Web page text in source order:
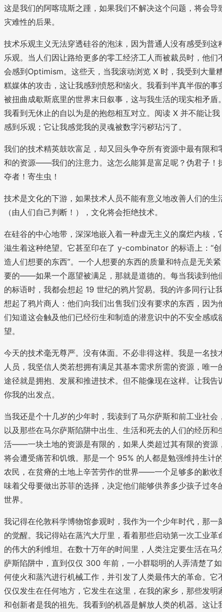
这是我们的阿喀琉斯之踵，如果我们不解决这个问题，将会导
灾难性的后果。
技术乐观主义无法穿透硅谷的泡沫，因为普通人没有感受到这
乐观。当人们因让路给更多的零工经济工人而被裁员时，他们
会感到Optimism。这些天，当我滚动浏览 X 时，我受到大量
糕媒体的攻击，这让我感到愤怒和恼火。我看到半真半假的事
被扭曲成歇斯底里的世界末日叙事，这与我生活的现实相矛盾
我看到无休止的自以为是的抱怨相互对立。阅读 X 并不能让我
感到乐观；它让我感觉我的灵魂被数字污秽玷污了。
我们的技术精英鼓吹富足，却又回头争夺所有资源中最有限和
和的资源——我们的注意力。这怎么能算是富足呢？伪君子！
夺者！寄生虫！
技术是文化的下游，如果技术人员不能有意义地改善人们的生
（由人们自己判断！），文化将会拒绝技术。
在硅谷的中心地带，深深地嵌入着一种虚无主义的腐烂内核，
滋生着这种绝望。它甚至印在了 y-combinator 的标语上：“创
造人们想要的东西”。一个人想要的东西的质量和特点是无关紧
要的——如果一个愿望被满足，那就是道德的。每当我读到他
的标语时，我都会想起 19 世纪的鸦片贸易。我的许多同行让
想起了鸦片商人：他们向我们出售我们没有要求的东西，因为
们知道这会触及他们已经衍生和制造的潜意识中的不安全感或
望。
今天的技术毫无尊严。没有体面。不必非得这样。我是一名技
人员，我坚信人类若想拥有满足其基本需求所需的资源，唯一
途径就是拥抱、发展和推进技术。但不能像现在这样。让我告
你我的出发点。
当我还是个十几岁的少年时，我读到了马尔萨斯和前工业社会
以及那些在马尔萨斯陷阱中出生、生活和死去的人们的经历和
活——一块土地的资源是有限的，如果人类超过其有限的资源
将会遭受痛苦和饥饿。那是一个 95% 的人都是勉强维持生计
农民，在贫瘠的土地上辛苦劳作的世界——一个足够多的歉收
味着父母要做出苏菲的选择，决定他们能够供养多少孩子过冬
世界。
我记得在伦敦科学博物馆参观时，我作为一个少年时代，那一
的觉醒。我记得站在蒸汽大厅里，看着那些启动第一次工业革
的伟大的利维坦。在数十万年的时间里，人类注定要生活在马
萨斯陷阱中，直到仅仅 300 年前，一小群聪明的人弄清楚了如
何使火和蒸汽进行机械工作，并引发了人类最伟大的革命。它
仅仅发生在任何地方，它发生在这里，在我的家乡，那些发明
和创新者是我的祖先。我看到的机器是解放人类的机器。这让